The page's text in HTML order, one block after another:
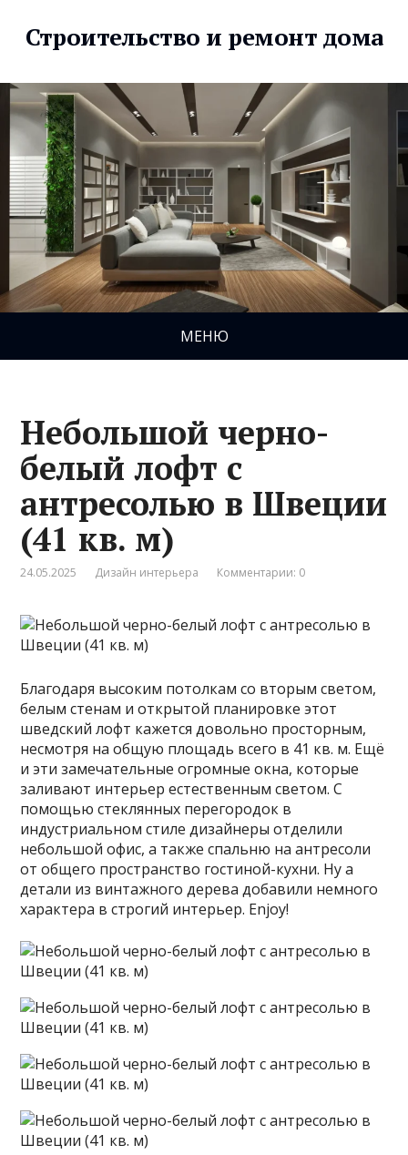
Строительство и ремонт дома
МЕНЮ
Небольшой черно-
белый лофт с
антресолью в Швеции
(41 кв. м)
24.05.2025 Дизайн интерьера Комментарии: 0
Благодаря высоким потолкам со вторым светом,
белым стенам и открытой планировке этот
шведский лофт кажется довольно просторным,
несмотря на общую площадь всего в 41 кв. м. Ещё
и эти замечательные огромные окна, которые
заливают интерьер естественным светом. С
помощью стеклянных перегородок в
индустриальном стиле дизайнеры отделили
небольшой офис, а также спальню на антресоли
от общего пространство гостиной-кухни. Ну а
детали из винтажного дерева добавили немного
характера в строгий интерьер. Enjoy!